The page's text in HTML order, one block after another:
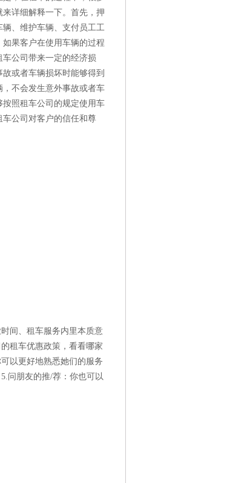
详细解释一下。首先，押
、维护车辆、支付员工工
果客户在使用车辆的过程
公司带来一定的经济损
或者车辆损坏时能够得到
不会发生意外事故或者车
照租车公司的规定使用车
公司对客户的信任和尊
间、租车服务内里本质意
租车优惠政策，看看哪家
以更好地熟悉她们的服务
问朋友的推/荐：你也可以